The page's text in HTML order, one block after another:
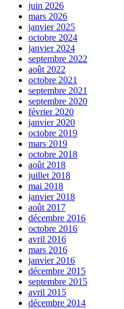
juin 2026
mars 2026
janvier 2025
octobre 2024
janvier 2024
septembre 2022
août 2022
octobre 2021
septembre 2021
septembre 2020
février 2020
janvier 2020
octobre 2019
mars 2019
octobre 2018
août 2018
juillet 2018
mai 2018
janvier 2018
août 2017
décembre 2016
octobre 2016
avril 2016
mars 2016
janvier 2016
décembre 2015
septembre 2015
avril 2015
décembre 2014